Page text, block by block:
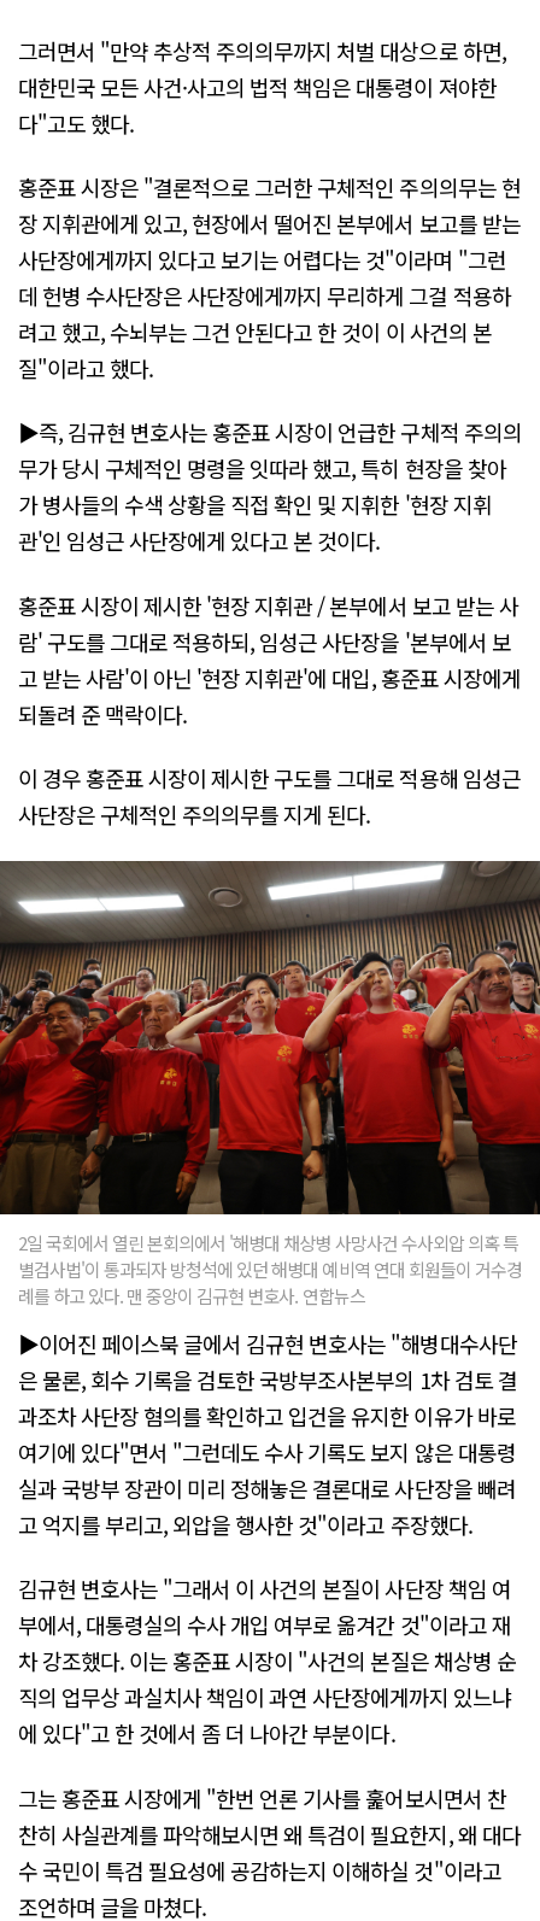
그러면서 "만약 추상적 주의의무까지 처벌 대상으로 하면,
대한민국 모든 사건·사고의 법적 책임은 대통령이 져야한
다"고도 했다.
홍준표 시장은 "결론적으로 그러한 구체적인 주의의무는 현
장 지휘관에게 있고, 현장에서 떨어진 본부에서 보고를 받는
사단장에게까지 있다고 보기는 어렵다는 것"이라며 "그런
데 헌병 수사단장은 사단장에게까지 무리하게 그걸 적용하
려고 했고, 수뇌부는 그건 안된다고 한 것이 이 사건의 본
질"이라고 했다.
▶즉, 김규현 변호사는 홍준표 시장이 언급한 구체적 주의의
무가 당시 구체적인 명령을 잇따라 했고, 특히 현장을 찾아
가 병사들의 수색 상황을 직접 확인 및 지휘한 '현장 지휘
관'인 임성근 사단장에게 있다고 본 것이다.
홍준표 시장이 제시한 '현장 지휘관 / 본부에서 보고 받는 사
람' 구도를 그대로 적용하되, 임성근 사단장을 '본부에서 보
고 받는 사람'이 아닌 '현장 지휘관'에 대입, 홍준표 시장에게
되돌려 준 맥락이다.
이 경우 홍준표 시장이 제시한 구도를 그대로 적용해 임성근
사단장은 구체적인 주의의무를 지게 된다.
2일 국회에서 열린 본회의에서 '해병대 채상병 사망사건 수사외압 의혹 특
별검사법'이 통과되자 방청석에 있던 해병대 예비역 연대 회원들이 거수경
례를 하고 있다. 맨 중앙이 김규현 변호사. 연합뉴스
▶이어진 페이스북 글에서 김규현 변호사는 "해병대수사단
은 물론, 회수 기록을 검토한 국방부조사본부의 1차 검토 결
과조차 사단장 혐의를 확인하고 입건을 유지한 이유가 바로
여기에 있다"면서 "그런데도 수사 기록도 보지 않은 대통령
실과 국방부 장관이 미리 정해놓은 결론대로 사단장을 빼려
고 억지를 부리고, 외압을 행사한 것"이라고 주장했다.
김규현 변호사는 "그래서 이 사건의 본질이 사단장 책임 여
부에서, 대통령실의 수사 개입 여부로 옮겨간 것"이라고 재
차 강조했다. 이는 홍준표 시장이 "사건의 본질은 채상병 순
직의 업무상 과실치사 책임이 과연 사단장에게까지 있느냐
에 있다"고 한 것에서 좀 더 나아간 부분이다.
그는 홍준표 시장에게 "한번 언론 기사를 훑어보시면서 찬
찬히 사실관계를 파악해보시면 왜 특검이 필요한지, 왜 대다
수 국민이 특검 필요성에 공감하는지 이해하실 것"이라고
조언하며 글을 마쳤다.